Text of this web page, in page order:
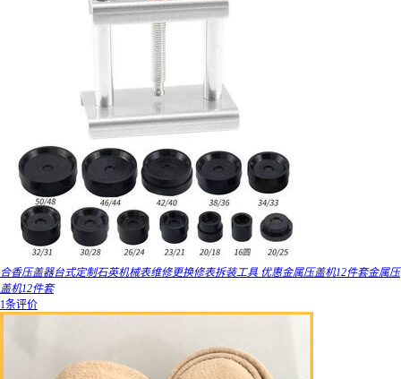
合香压盖器台式定制石英机械表维修更换修表拆装工具 优惠金属压盖机12件套金属压
盖机12件套
1条评价